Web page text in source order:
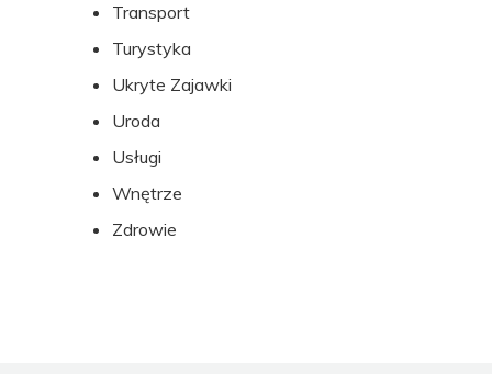
Transport
Turystyka
Ukryte Zajawki
Uroda
Usługi
Wnętrze
Zdrowie